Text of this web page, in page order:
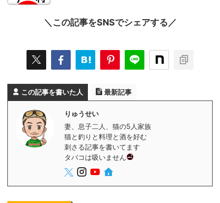
＼この記事をSNSでシェアする／
この記事を書いた人 最新記事
りゅうせい
妻、息子二人、猫の5人家族
猫と釣りと料理と酒を好む
刺さる記事を書いてます
タバコは吸いません